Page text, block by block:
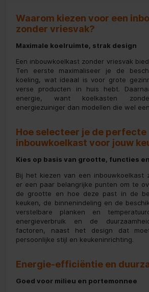
Waarom kiezen voor een
zonder vriesvak?
Maximale koelruimte, strak design
Een inbouwkoelkast zonder vriesvak
Ten eerste maximaliseer je de
koeling, wat ideaal is voor grote
verse producten in huis hebt.
energie, want koelkasten
energiezuiniger dan modellen die wel
Hoe selecteer je de perfecte
inbouwkoelkast voor jouw
Kies op basis van grootte, functies
Bij het kiezen van een inbouwkoelkast
er een paar belangrijke punten om te
de grootte en hoe deze past in de
keuken, de binnenindeling en de
verstelbare planken en
energieverbruik en de
factoren, naast het design dat
persoonlijke stijl en keukeninrichting.
Energie-efficiëntie en
Goed voor milieu en portemonnee